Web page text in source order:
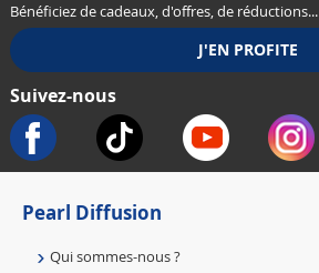
Bénéficiez de cadeaux, d'offres, de réductions...
Suivez-nous
Pearl Diffusion
Qui sommes-nous ?